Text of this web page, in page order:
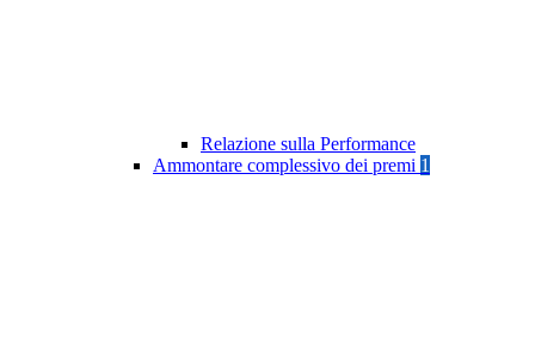
Relazione sulla Performance
Ammontare complessivo dei premi 1